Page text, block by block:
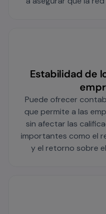
Estabilidad de
Puede ofrecer
que permite a las
sin afectar las
importantes como el
y el retorno sobre